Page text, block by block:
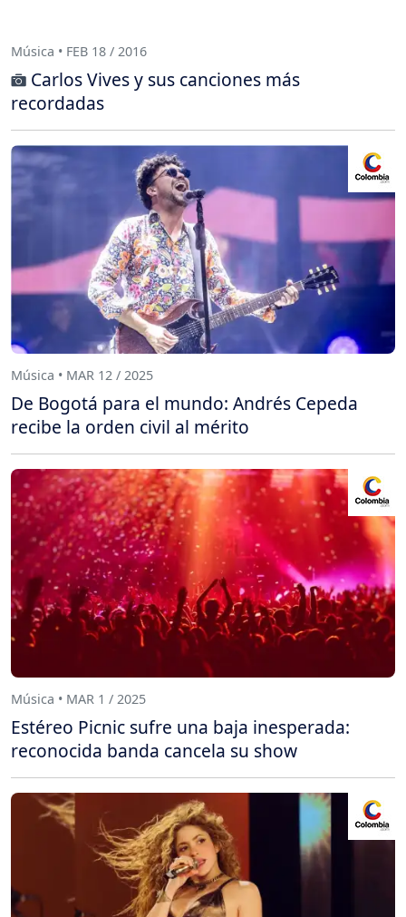
Música • FEB 18 / 2016
Carlos Vives y sus canciones más
recordadas
Música • MAR 12 / 2025
De Bogotá para el mundo: Andrés Cepeda
recibe la orden civil al mérito
Música • MAR 1 / 2025
Estéreo Picnic sufre una baja inesperada:
reconocida banda cancela su show